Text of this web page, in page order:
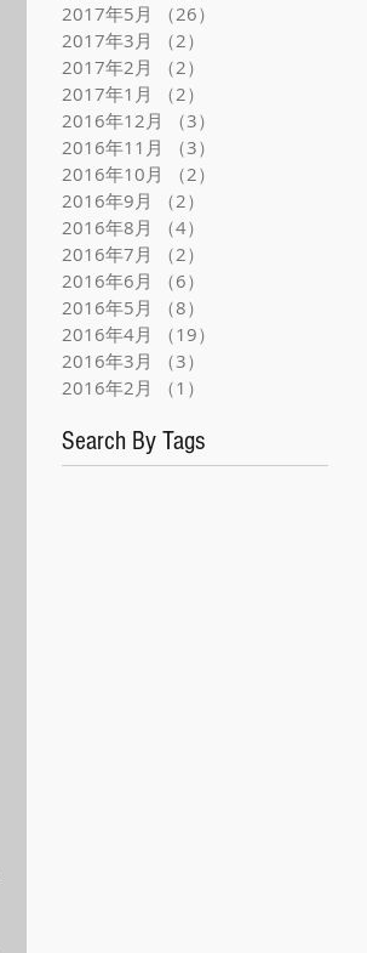
2017年5月
（26）
2017年3月
（2）
2017年2月
（2）
2017年1月
（2）
2016年12月
（3）
2016年11月
（3）
2016年10月
（2）
2016年9月
（2）
2016年8月
（4）
2016年7月
（2）
2016年6月
（6）
2016年5月
（8）
2016年4月
（19）
2016年3月
（3）
2016年2月
（1）
Search By Tags